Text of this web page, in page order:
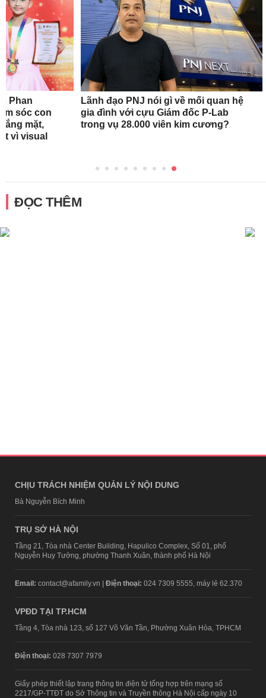
Phan
sóc con
mặt,
vì visual
Lãnh đạo PNJ nói gì về mối quan hệ
gia đình với cựu Giám đốc P-Lab
trong vụ 28.000 viên kim cương?
ĐỌC THÊM
CHỊU TRÁCH NHIỆM QUẢN LÝ NỘI DUNG
Bà Nguyễn Bích Minh
TRỤ SỞ HÀ NỘI
Tầng 21, Tòa nhà Center Building, Hapulico Complex, Số 01, phố
Nguyễn Huy Tưởng, phường Thanh Xuân, thành phố Hà Nội
Email: contact@afamily.vn | Điện thoại: 024 7309 5555, máy lẻ 62.370
VPĐD TẠI TP.HCM
Tầng 4, Tòa nhà 123, số 127 Võ Văn Tần, Phường Xuân Hòa, TPHCM
Điện thoại: 028 7307 7979
Giấy phép thiết lập trang thông tin điện tử tổng hợp trên mạng số
2217/GP-TTĐT do Sở Thông tin và Truyền thông Hà Nội cấp ngày 10